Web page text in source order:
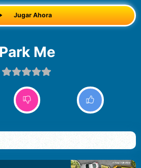
Jugar Ahora
Park Me